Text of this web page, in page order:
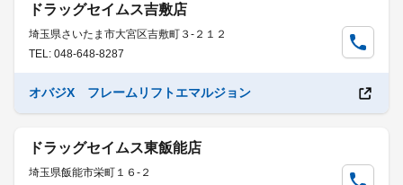
ドラッグセイムス吉敷店
埼玉県さいたま市大宮区吉敷町３-２１２
TEL: 048-648-8287
オバジX フレームリフトエマルジョン
ドラッグセイムス東飯能店
埼玉県飯能市栄町１６-２